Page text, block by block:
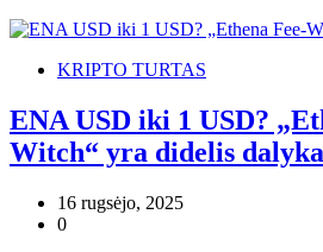
KRIPTO TURTAS
ENA USD iki 1 USD?
Witch“ yra didelis
16 rugsėjo, 2025
0